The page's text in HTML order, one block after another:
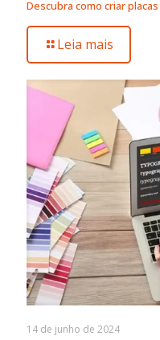
Descubra como criar
Leia mais
14 de junho de 2024